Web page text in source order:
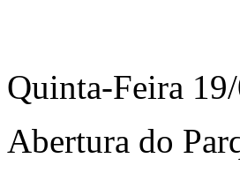
Quinta-Feira
Abertura do